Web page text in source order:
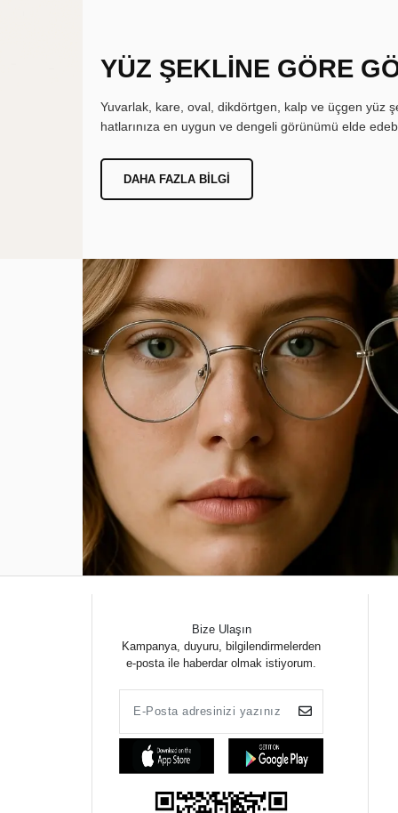
YÜZ ŞEKLİNE GÖRE
Yuvarlak, kare, oval, dikdörtgen, kalp ve üçgen yüz
hatlarınıza en uygun ve dengeli görünümü elde
DAHA FAZLA BILGI
Bize Ulaşın
Kampanya, duyuru, bilgilendirmelerden
e-posta ile haberdar olmak istiyorum.